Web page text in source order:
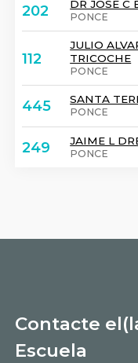
202 DR JOSE C
PONCE
112
JULIO
TRICOCHE
PONCE
445 SANTA
PONCE
249 JAIME L
PONCE
Contacte
Escuela